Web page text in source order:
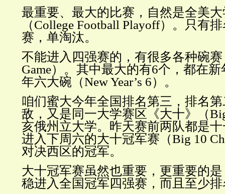
最重要、最大的比赛，自然是全美
（College Football Playoff）。只有
赛，单淘汰。
不能进入四强赛的，有很多各种碗
Game）。其中最大的有6个，都在
年六大碗（New Year’s 6）。
咱们蜜大今年全国排名第三，排名
敌，又是同一大学赛区《大十》（
亥俄州立大学。昨天赛前两队都是
进入下周六的大十冠军赛（Big 10
对决西区的冠军。
大十冠军赛虽然也重要，更重要的
稳进入全国冠军四强赛，而且至少